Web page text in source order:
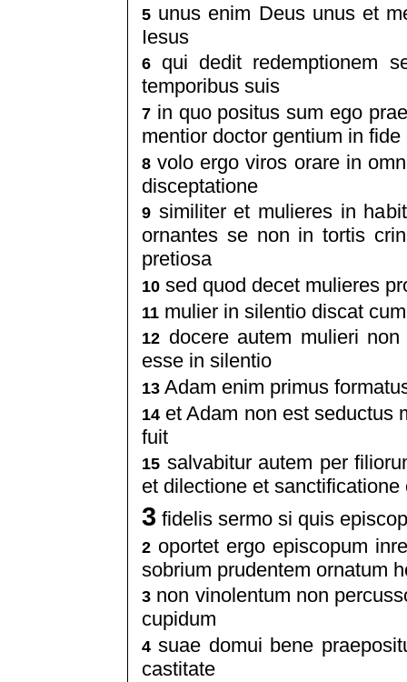
5 unus enim Deus unus et
Iesus
6
qui dedit redemptionem
temporibus suis
7 in quo positus sum ego
mentior doctor gentium in fide
8 volo ergo viros orare in
disceptatione
9 similiter et mulieres in
ornantes se non in tortis
pretiosa
10 sed quod decet mulieres
11 mulier in silentio discat
12 docere autem mulieri
esse in silentio
13 Adam enim primus
14 et Adam non est seductus
fuit
15 salvabitur autem per
et dilectione et sanctificatione
3 fidelis sermo si quis
2 oportet ergo episcopum
sobrium prudentem ornatum
3 non vinolentum non
cupidum
4 suae domui bene
castitate